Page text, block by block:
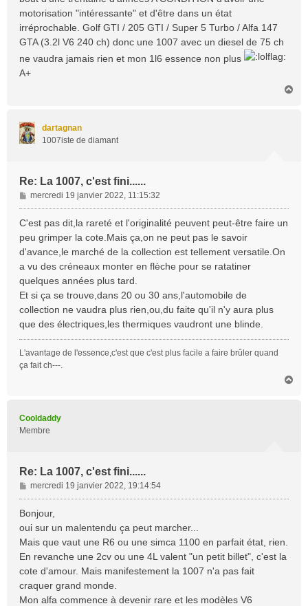
motorisation "intéressante" et d'être dans un état
irréprochable. Golf GTI / 205 GTI / Super 5 Turbo / Alfa 147
GTA (3.2l V6 240 ch) donc une 1007 avec un diesel de 75 ch
ne vaudra jamais rien et mon 1l6 essence non plus
A+
dartagnan
1007iste de diamant
Re: La 1007, c'est fini......
M
e
s
a
g
e
mercredi 19 janvier 2022, 11:15:32
C'est pas dit,la rareté et l'originalité peuvent peut-être faire un
peu grimper la cote.Mais ça,on ne peut pas le savoir
d'avance,le marché de la collection est tellement versatile.On
a vu des créneaux monter en flèche pour se ratatiner
quelques années plus tard.
Et si ça se trouve,dans 20 ou 30 ans,l'automobile de
collection ne vaudra plus rien,ou,du faite qu'il n'y aura plus
que des électriques,les thermiques vaudront une blinde.
L'avantage de l'essence,c'est que c'est plus facile a faire brûler quand
ça fait ch---.
Cooldaddy
Membre
Re: La 1007, c'est fini......
M
e
a
g
e
mercredi 19 janvier 2022, 19:14:54
Bonjour,
oui sur un malentendu ça peut marcher...
Mais que vaut une R6 ou une simca 1100 en parfait état, rien.
En revanche une 2cv ou une 4L valent "un petit billet", c'est la
cote d'amour. Mais manifestement la 1007 n'a pas fait
craquer grand monde.
Mon alfa commence à devenir rare et les modèles V6